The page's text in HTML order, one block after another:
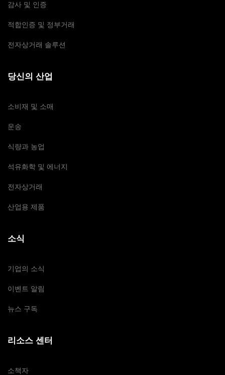
감사 및 인증
적합인증 및 정부거래
전자상거래 솔루션
당신의 산업
소비재 및 소매
운송
식량과 농업
석유화학 및 에너지
전자상거래
산업용 제품
소식
기업의 소식
이벤트 알림
뉴스 구독
리소스 센터
소책자